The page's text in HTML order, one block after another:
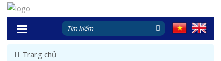
Trang chủ